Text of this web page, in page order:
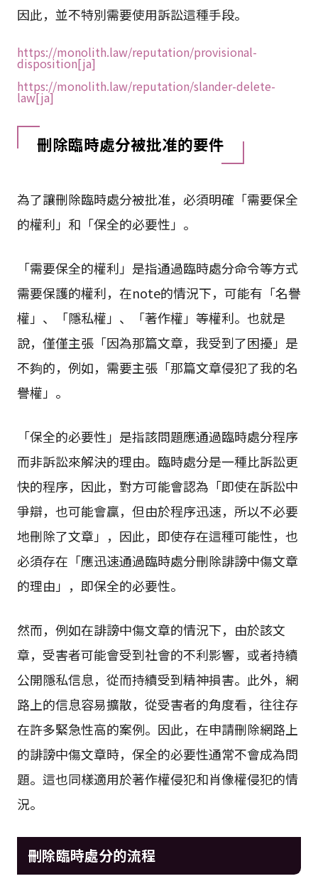
因此，並不特別需要使用訴訟這種手段。
https://monolith.law/reputation/provisional-
disposition[ja]
https://monolith.law/reputation/slander-delete-
law[ja]
刪除臨時處分被批准的要件
為了讓刪除臨時處分被批准，必須明確「需要保全
的權利」和「保全的必要性」。
「需要保全的權利」是指通過臨時處分命令等方式
需要保護的權利，在note的情況下，可能有「名譽
權」、「隱私權」、「著作權」等權利。也就是
說，僅僅主張「因為那篇文章，我受到了困擾」是
不夠的，例如，需要主張「那篇文章侵犯了我的名
譽權」。
「保全的必要性」是指該問題應通過臨時處分程序
而非訴訟來解決的理由。臨時處分是一種比訴訟更
快的程序，因此，對方可能會認為「即使在訴訟中
爭辯，也可能會贏，但由於程序迅速，所以不必要
地刪除了文章」，因此，即使存在這種可能性，也
必須存在「應迅速通過臨時處分刪除誹謗中傷文章
的理由」，即保全的必要性。
然而，例如在誹謗中傷文章的情況下，由於該文
章，受害者可能會受到社會的不利影響，或者持續
公開隱私信息，從而持續受到精神損害。此外，網
路上的信息容易擴散，從受害者的角度看，往往存
在許多緊急性高的案例。因此，在申請刪除網路上
的誹謗中傷文章時，保全的必要性通常不會成為問
題。這也同樣適用於著作權侵犯和肖像權侵犯的情
況。
刪除臨時處分的流程